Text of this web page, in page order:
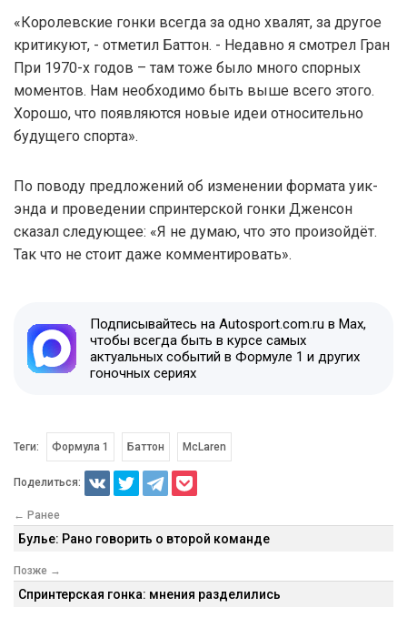
«Королевские гонки всегда за одно хвалят, за другое
критикуют, - отметил Баттон. - Недавно я смотрел Гран
При 1970-х годов – там тоже было много спорных
моментов. Нам необходимо быть выше всего этого.
Хорошо, что появляются новые идеи относительно
будущего спорта».
По поводу предложений об изменении формата уик-
энда и проведении спринтерской гонки Дженсон
сказал следующее: «Я не думаю, что это произойдёт.
Так что не стоит даже комментировать».
Подписывайтесь на Autosport.com.ru в Max,
чтобы всегда быть в курсе самых
актуальных событий в Формуле 1 и других
гоночных сериях
Теги: Формула 1 Баттон McLaren
Поделиться:
← Ранее
Булье: Рано говорить о второй команде
Позже →
Спринтерская гонка: мнения разделились